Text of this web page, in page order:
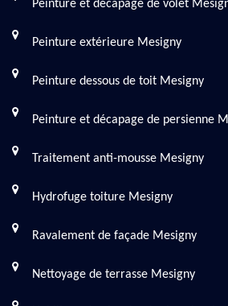
Peinture et décapage de volet
Peinture extérieure Mesigny
Peinture dessous de toit Mesigny
Peinture et décapage de persienne
Traitement anti-mousse Mesigny
Hydrofuge toiture Mesigny
Ravalement de façade Mesigny
Nettoyage de terrasse Mesigny